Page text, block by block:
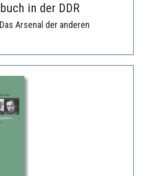
in der DDR
Arsenal der anderen